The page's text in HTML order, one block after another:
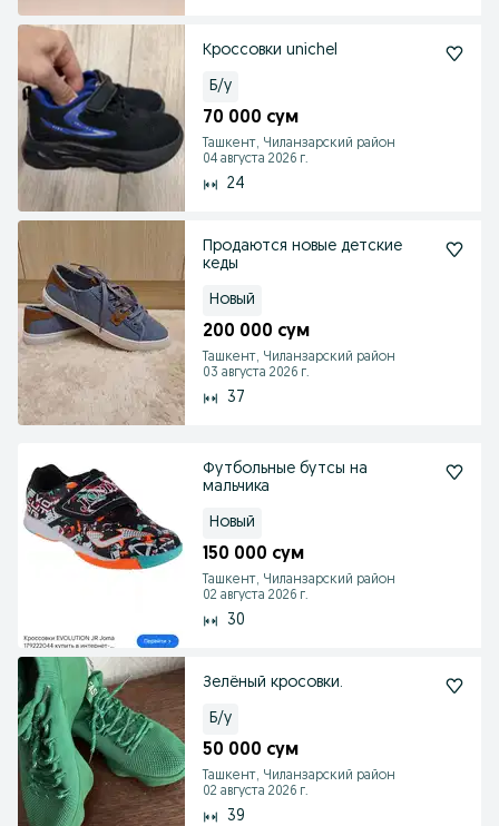
Кроссовки unichel
Б/у
70 000 сум
Ташкент, Чиланзарский район
04 августа 2026 г.
24
Продаются новые детские
кеды
Новый
200 000 сум
Ташкент, Чиланзарский район
03 августа 2026 г.
37
Футбольные бутсы на
мальчика
Новый
150 000 сум
Ташкент, Чиланзарский район
02 августа 2026 г.
30
Зелёный кросовки.
Б/у
50 000 сум
Ташкент, Чиланзарский район
02 августа 2026 г.
39